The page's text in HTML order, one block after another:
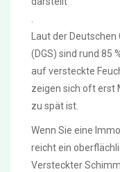
Laut der
(DGS) sind rund 85
auf versteckte
zeigen sich oft erst
zu spät ist.
Wenn Sie eine
reicht ein
Versteckter